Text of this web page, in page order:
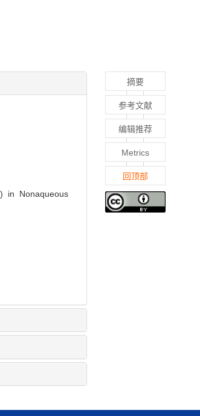
in Nonaqueous
摘要
参考文献
编辑推荐
Metrics
回顶部